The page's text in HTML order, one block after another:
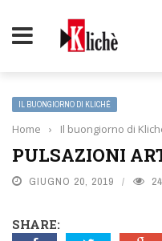
IL BUONGIORNO DI KLICHÉ
Home › Il buongiorno di
PULSAZIONI
GIUGNO 20, 2019
SHARE: